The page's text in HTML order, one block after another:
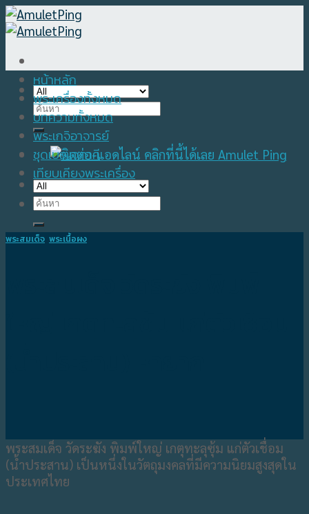
Skip
to
Search
for:
Search
หน้าหลัก
พระเครื่องทั้งหมด
บทความทั้งหมด
พระเกจิอาจารย์
ชุดเบญจภาคี
เทียบเคียงพระเครื่อง
พระสมเด็จ พระเนื้อผง
พระสมเด็จ วัดระฆัง พิมพ์ใหญ่ เกตุทะลุซุ้ม แก่ตัวเชื่อม
(น้ำประสาน) เป็นหนึ่งในวัตถุมงคลที่มีความนิยมสูงสุดใน
ประเทศไทย